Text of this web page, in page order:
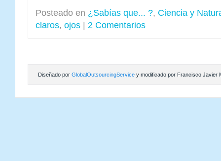
Posteado en ¿Sabías que... ?, Ciencia y
claros, ojos 2 Comentarios
Diseñado por GlobalOutsourcingService y modificado por Francisco Javier